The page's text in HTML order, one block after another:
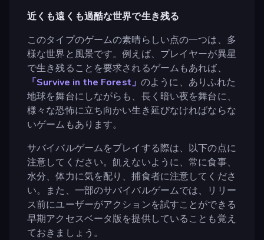
近くも遠くも過酷な世界で生き残る
このタイプのゲームの素晴らしい点の一つは、多
様な世界と風景です。例えば、プレイヤーが異星
で生き残ることを要求されるゲームもあれば、
「Survive in the Forest」のように、ありふれた
地球を舞台にしながらも、長く暗い夜を舞台に、
様々な恐怖に立ち向かい生き延びなければならな
いゲームもあります。
サバイバルゲームをプレイする際は、以下の点に
注意してください。飢えないように、常に食事、
水分、体力に気を配り、捕食者に注意してくださ
い。また、一部のサバイバルゲームでは、リリー
ス前にユーザーがアクションを試すことができる
早期アクセスベータ版を提供していることも覚え
ておきましょう。